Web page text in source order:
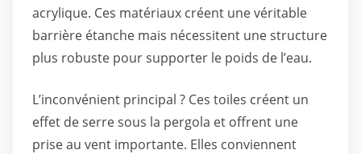
acrylique. Ces matériaux créent une véritable
barrière étanche mais nécessitent une structure
plus robuste pour supporter le poids de l’eau.
L’inconvénient principal ? Ces toiles créent un
effet de serre sous la pergola et offrent une
prise au vent importante. Elles conviennent